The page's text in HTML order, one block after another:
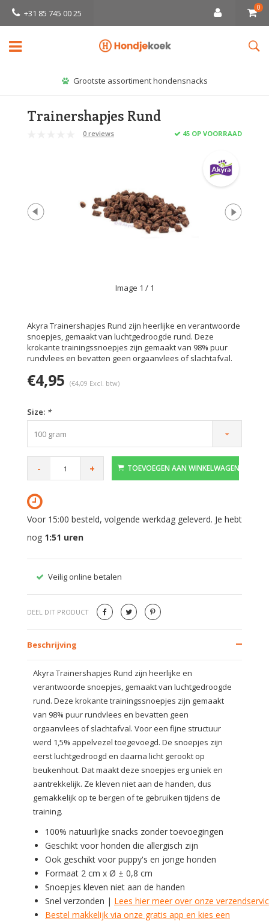
+31 85 745 00 25
0
Grootste assortiment hondensnacks
Trainershapjes Rund
0 reviews 45 OP VOORRAAD
Image 1 / 1
Akyra Trainershapjes Rund zijn heerlijke en verantwoorde
snoepjes, gemaakt van luchtgedroogde rund. Deze
krokante trainingssnoepjes zijn gemaakt van 98% puur
rundvlees en bevatten geen orgaanvlees of slachtafval.
€4,95 (€4,09 Excl. btw)
Size: *
100 gram
- + TOEVOEGEN AAN WINKELWAGEN
Voor 15:00 besteld, volgende werkdag geleverd. Je hebt
nog 1:51 uren
Veilig online betalen
DEEL DIT PRODUCT
Beschrijving
Akyra Trainershapjes Rund zijn heerlijke en
verantwoorde snoepjes, gemaakt van luchtgedroogde
rund. Deze krokante trainingssnoepjes zijn gemaakt
van 98% puur rundvlees en bevatten geen
orgaanvlees of slachtafval. Voor een fijne structuur
werd 1,5% appelvezel toegevoegd. De snoepjes zijn
eerst luchtgedroogd en daarna licht gerookt op
beukenhout. Dat maakt deze snoepjes erg uniek en
aantrekkelijk. Ze kleven niet aan de handen, dus
gemakkelijk op te bergen of te gebruiken tijdens de
training.
100% natuurlijke snacks zonder toevoegingen
Geschikt voor honden die allergisch zijn
Ook geschikt voor puppy's en jonge honden
Formaat 2 cm x Ø ± 0,8 cm
Snoepjes kleven niet aan de handen
Snel verzonden | Lees hier meer over onze
Bestel makkelijk via onze gratis app en kies een